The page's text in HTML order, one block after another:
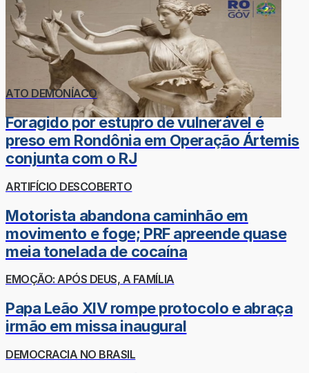
ATO DEMONÍACO
Foragido por estupro de vulnerável é
preso em Rondônia em Operação Ártemis
conjunta com o RJ
ARTIFÍCIO DESCOBERTO
Motorista abandona caminhão em
movimento e foge; PRF apreende quase
meia tonelada de cocaína
EMOÇÃO: APÓS DEUS, A FAMÍLIA
Papa Leão XIV rompe protocolo e abraça
irmão em missa inaugural
DEMOCRACIA NO BRASIL